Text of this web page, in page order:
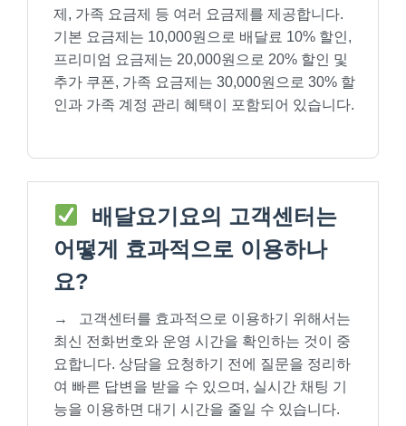
제, 가족 요금제 등 여러 요금제를 제공합니다.
기본 요금제는 10,000원으로 배달료 10% 할인,
프리미엄 요금제는 20,000원으로 20% 할인 및
추가 쿠폰, 가족 요금제는 30,000원으로 30% 할
인과 가족 계정 관리 혜택이 포함되어 있습니다.
배달요기요의 고객센터는
어떻게 효과적으로 이용하나
요?
→
고객센터를 효과적으로 이용하기 위해서는
최신 전화번호와 운영 시간을 확인하는 것이 중
요합니다. 상담을 요청하기 전에 질문을 정리하
여 빠른 답변을 받을 수 있으며, 실시간 채팅 기
능을 이용하면 대기 시간을 줄일 수 있습니다.